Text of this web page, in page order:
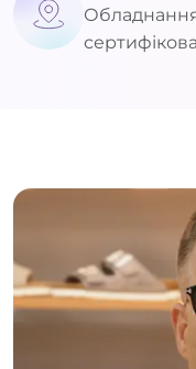
Обладнання